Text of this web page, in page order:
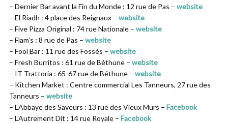
– Dernier Bar avant la Fin du Monde : 12 rue de Pas – website
– El Riadh : 4 place des Reignaux – website
– Five Pizza Original : 74 rue Nationale – website
– Flam’s : 8 rue de Pas – website
– Fool Bar : 11 rue des Fossés – website
– Fresh Burritos : 61 rue de Béthune – website
– IT Trattoria : 65-67 rue de Béthune – website
– Kitchen Market : Centre commercial Les Tanneurs, 27 rue des
Tanneurs – website
– L’Abbaye des Saveurs : 13 rue des Vieux Murs – Facebook
– L’Autrement Dit : 14 rue Royale – Facebook